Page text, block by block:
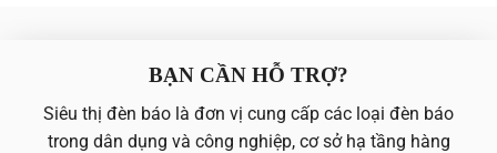
BẠN CẦN HỖ TRỢ?
Siêu thị đèn báo là đơn vị cung cấp các loại đèn báo
trong dân dụng và công nghiệp, cơ sở hạ tầng hàng